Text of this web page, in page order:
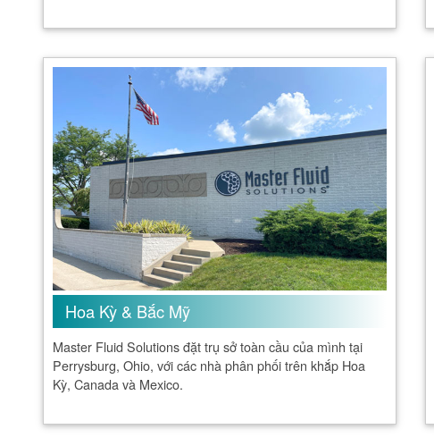
Hoa Kỳ & Bắc Mỹ
Master Fluid Solutions đặt trụ sở toàn cầu của mình tại
Perrysburg, Ohio, với các nhà phân phối trên khắp Hoa
Kỳ, Canada và Mexico.